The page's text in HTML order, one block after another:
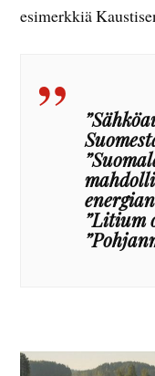
esimerkkiä
”Litium